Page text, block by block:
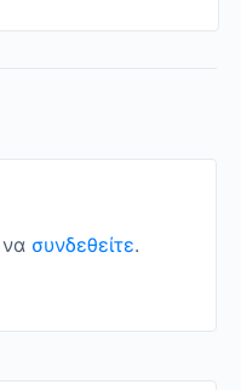
να συνδεθείτε.